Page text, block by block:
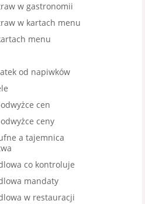
w gastronomii
w kartach menu
menu
od napiwków
cen
ceny
a tajemnica
co kontroluje
mandaty
w restauracji